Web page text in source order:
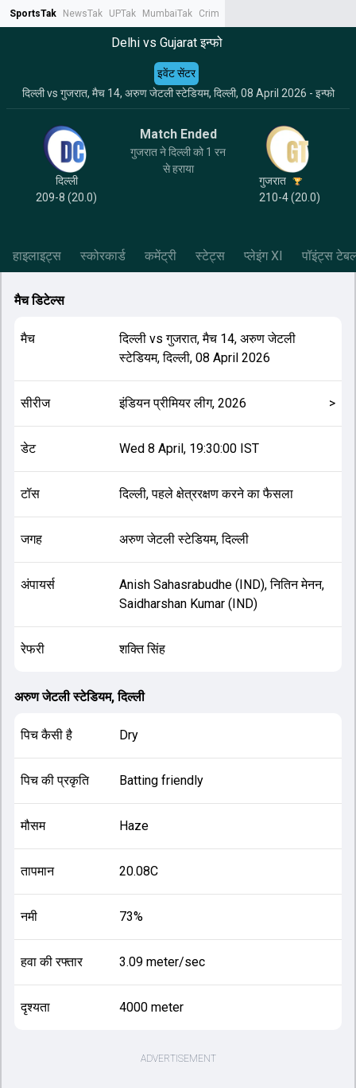
SportsTak NewsTak UPTak MumbaiTak CrimeTak
Delhi vs Gujarat इन्फो
दिल्ली vs गुजरात, मैच 14, अरुण जेटली स्टेडियम, दिल्ली, 08 April 2026 - इन्फो
इवेंट सेंटर
दिल्ली
209-8 (20.0)
Match Ended
गुजरात ने दिल्ली को 1 रन
से हराया
गुजरात
210-4 (20.0)
हाइलाइट्स स्कोरकार्ड कमेंट्री स्टेट्स प्लेइंग XI पॉइंट्स
मैच डिटेल्स
मैच दिल्लीvsगुजरात,मैच 14, अरुण जेटली
स्टेडियम, दिल्ली, 08 April 2026
सीरीज इंडियन प्रीमियर लीग, 2026 >
डेट Wed 8 April, 19:30:00 IST
टॉस दिल्ली, पहले क्षेत्ररक्षण करने का फैसला
जगह अरुण जेटली स्टेडियम, दिल्ली
अंपायर्स
Anish Sahasrabudhe (IND), नितिन मेनन,
Saidharshan Kumar (IND)
रेफरी शक्ति सिंह
अरुण जेटली स्टेडियम, दिल्ली
पिच कैसी है Dry
पिच की प्रकृति Batting friendly
मौसम Haze
तापमान 20.08C
नमी 73%
हवा की रफ्तार 3.09 meter/sec
दृश्यता 4000 meter